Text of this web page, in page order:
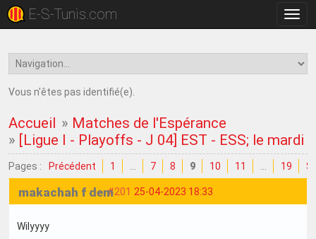
la
E-S-Tunis.com
Vous n'êtes pas identifié(e).
Accueil » Matches de l'Espérance
» [Ligue I - Playoffs - J 04] EST - ESS; le mardi
Pages : Précédent 1 7 8 9 10 11 19
#201 25-04-2023 18:33
makachah f dem
Wilyyyy